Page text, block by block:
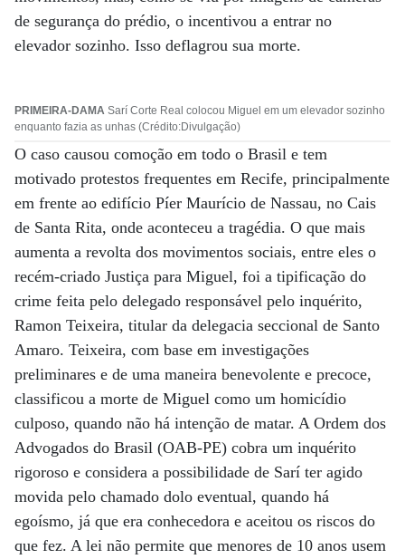
de segurança do prédio, o incentivou a entrar no
elevador sozinho. Isso deflagrou sua morte.
PRIMEIRA-DAMA Sarí Corte Real colocou Miguel em um elevador sozinho
enquanto fazia as unhas (Crédito:Divulgação)
O caso causou comoção em todo o Brasil e tem
motivado protestos frequentes em Recife, principalmente
em frente ao edifício Píer Maurício de Nassau, no Cais
de Santa Rita, onde aconteceu a tragédia. O que mais
aumenta a revolta dos movimentos sociais, entre eles o
recém-criado Justiça para Miguel, foi a tipificação do
crime feita pelo delegado responsável pelo inquérito,
Ramon Teixeira, titular da delegacia seccional de Santo
Amaro. Teixeira, com base em investigações
preliminares e de uma maneira benevolente e precoce,
classificou a morte de Miguel como um homicídio
culposo, quando não há intenção de matar. A Ordem dos
Advogados do Brasil (OAB-PE) cobra um inquérito
rigoroso e considera a possibilidade de Sarí ter agido
movida pelo chamado dolo eventual, quando há
egoísmo, já que era conhecedora e aceitou os riscos do
que fez. A lei não permite que menores de 10 anos usem